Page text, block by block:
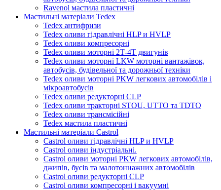
Ravenol мастила пластичні
Мастильні матеріали Tedex
Tedex антифризи
Tedex оливи гідравлічні HLP и HVLP
Tedex оливи компресорні
Tedex оливи моторні 2Т-4Т двигунів
Tedex оливи моторні LKW моторні вантажівок,
автобусів, будівельної та дорожньої техніки
Tedex оливи моторні PKW легкових автомобілів і
мікроавтобусів
Tedex оливи редукторні CLP
Tedex оливи тракторні STOU, UTTO та TDTO
Tedex оливи трансмісійні
Tedex мастила пластичні
Мастильні матеріали Castrol
Castrol оливи гідравлічні HLP и HVLP
Castrol оливи індустріальні.
Castrol оливи моторні PKW легкових автомобілів,
джипів, бусів та малотоннажних автомобілів
Castrol оливи редукторні CLP
Castrol оливи компресорні і вакуумні